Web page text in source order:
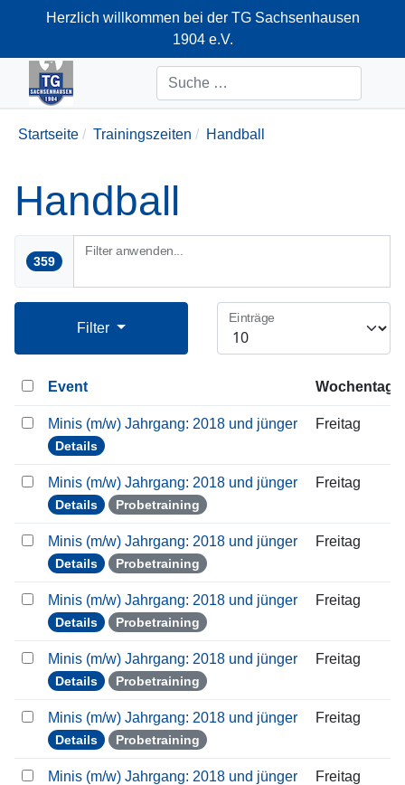
Herzlich willkommen bei der TG Sachsenhausen
1904 e.V.
+49-69-66374712
Suchen
Startseite Trainingszeiten Handball
Handball
359
Filter anwenden...
Filter
Einträge
Event Wochentag
Minis (m/w) Jahrgang: 2018 und jünger
Details
Freitag
Minis (m/w) Jahrgang: 2018 und jünger
Details Probetraining
Freitag
Minis (m/w) Jahrgang: 2018 und jünger
Details Probetraining
Freitag
Minis (m/w) Jahrgang: 2018 und jünger
Details Probetraining
Freitag
Minis (m/w) Jahrgang: 2018 und jünger
Details Probetraining
Freitag
Minis (m/w) Jahrgang: 2018 und jünger
Details Probetraining
Freitag
Minis (m/w) Jahrgang: 2018 und jünger Freitag